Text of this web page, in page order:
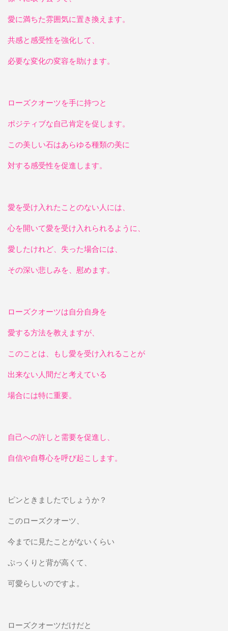
愛に満ちた雰囲気に置き換えます。
共感と感受性を強化して、
必要な変化の変容を助けます。
ローズクオーツを手に持つと
ポジティブな自己肯定を促します。
この美しい石はあらゆる種類の美に
対する感受性を促進します。
愛を受け入れたことのない人には、
心を開いて愛を受け入れられるように、
愛したけれど、失った場合には、
その深い悲しみを、慰めます。
ローズクオーツは自分自身を
愛する方法を教えますが、
このことは、もし愛を受け入れることが
出来ない人間だと考えている
場合には特に重要。
自己への許しと需要を促進し、
自信や自尊心を呼び起こします。
ピンときましたでしょうか？
このローズクオーツ、
今までに見たことがないくらい
ぷっくりと背が高くて、
可愛らしいのですよ。
ローズクオーツだけだと